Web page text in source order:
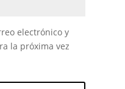
electrónico y
la próxima vez